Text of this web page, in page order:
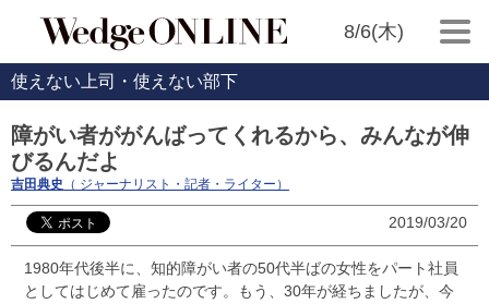
8/6(木)
使えない上司・使えない部下
障がい者ががんばってくれるから、みんなが伸
びるんだよ
吉田典史 （ ジャーナリスト・記者・ライター）
2019/03/20
1980年代後半に、知的障がい者の50代半ばの女性をパート社員
としてはじめて雇ったのです。もう、30年が経ちましたが、今